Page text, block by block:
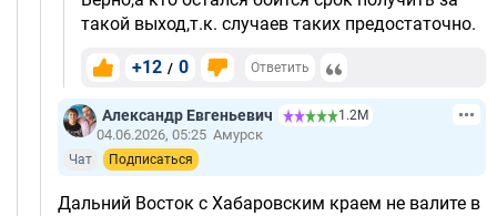
такой выход,т.к. случаев таких предостаточно.
+12 / 0 Ответить
Александр Евгеньевич 1.2М
04.06.2026, 05:25 Амурск
Чат Подписаться
Дальний Восток с Хабаровским краем не валите в